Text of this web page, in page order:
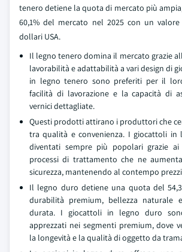
tenero detiene la quota di mercato più
60,1% del mercato nel 2025 con un
dollari USA.
Il legno tenero domina il mercato grazie
lavorabilità e adattabilità a vari design di
in legno tenero sono preferiti per il
facilità di lavorazione e la capacità di
vernici dettagliate.
Questi prodotti attirano i produttori che
tra qualità e convenienza. I giocattoli in
diventati sempre più popolari grazie
processi di trattamento che ne
sicurezza, mantenendo al contempo
Il legno duro detiene una quota del
durabilità premium, bellezza naturale
durata. I giocattoli in legno duro
apprezzati nei segmenti premium, dove
la longevità e la qualità di oggetto da